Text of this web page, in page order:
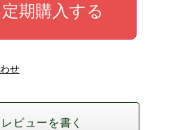
定期購入する
せ
レビューを書く